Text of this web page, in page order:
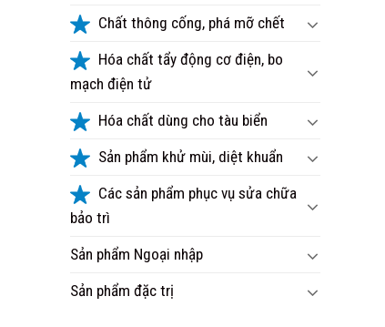
Chất thông cống, phá mỡ chết
Hóa chất tẩy động cơ điện, bo
mạch điện tử
Hóa chất dùng cho tàu biển
Sản phẩm khử mùi, diệt khuẩn
Các sản phẩm phục vụ sửa chữa
bảo trì
Sản phẩm Ngoại nhập
Sản phẩm đặc trị